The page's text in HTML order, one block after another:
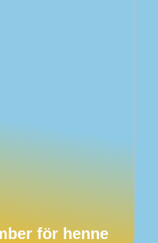
för henne